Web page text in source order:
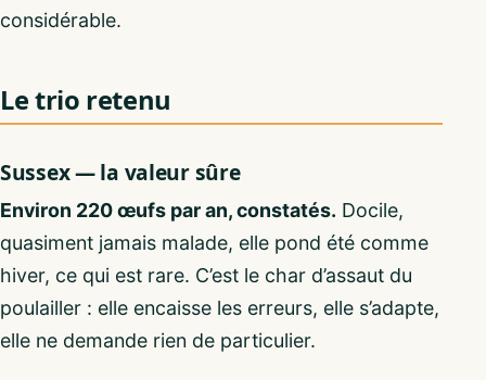
considérable.
Le trio retenu
Sussex — la valeur sûre
Environ 220 œufs par an, constatés. Docile,
quasiment jamais malade, elle pond été comme
hiver, ce qui est rare. C’est le char d’assaut du
poulailler : elle encaisse les erreurs, elle s’adapte,
elle ne demande rien de particulier.